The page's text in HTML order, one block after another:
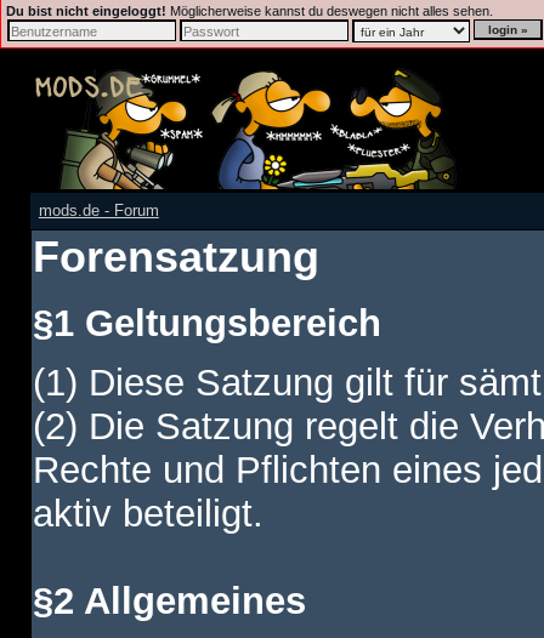
Du bist nicht eingeloggt! Möglicherweise kannst du deswegen nicht alles sehen.
mods.de - Forum
Forensatzung
§1 Geltungsbereich
(1) Diese Satzung gilt für
(2) Die Satzung regelt die
Rechte und Pflichten eines
aktiv beteiligt.
§2 Allgemeines